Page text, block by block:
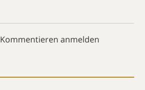
anmelden